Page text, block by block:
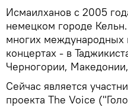
Исмаилханов с 2005
немецком городе
многих международных
концертах - в
Черногории,
Сейчас является
проекта The Voice